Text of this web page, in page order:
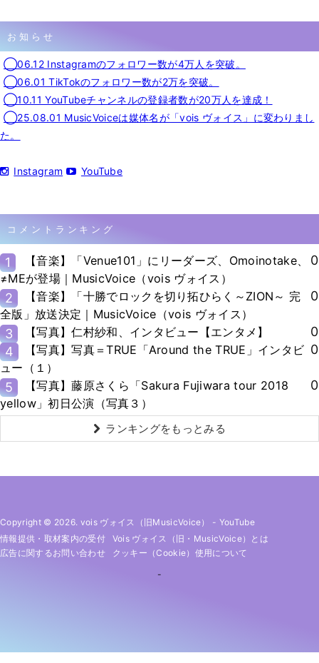
お知らせ
◯06.12 Instagramのフォロワー数が4万人を突破。
◯06.01 TikTokのフォロワー数が2万を突破。
◯10.11 YouTubeチャンネルの登録者数が20万人を達成！
◯25.08.01 MusicVoiceは媒体名が「vois ヴォイス」に変わりまし
た。
Instagram YouTube
コメントランキング
1
【音楽】「Venue101」にリーダーズ、Omoinotake、
≠MEが登場｜MusicVoice（vois ヴォイス）
0
2
【音楽】「十勝でロックを切り拓ひらく～ZION～ 完
全版」放送決定｜MusicVoice（vois ヴォイス）
0
3 【写真】仁村紗和、インタビュー【エンタメ】
0
4
【写真】写真＝TRUE「Around the TRUE」インタビ
ュー（１）
0
5
【写真】藤原さくら「Sakura Fujiwara tour 2018
yellow」初日公演（写真３）
0
ランキングをもっとみる
Copyright © 2026. vois ヴォイス（旧MusicVoice） - YouTube
情報提供・取材案内の受付
Vois ヴォイス（旧・MusicVoice）とは
広告に関するお問い合わせ
クッキー（cookie）使用について
-